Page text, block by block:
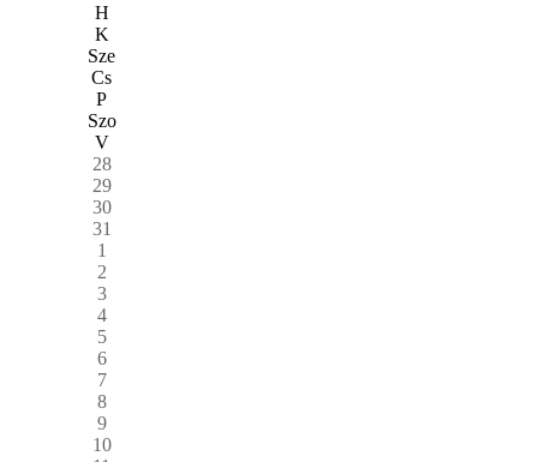
H
K
Sze
Cs
P
Szo
V
28
29
30
31
1
2
3
4
5
6
7
8
9
10